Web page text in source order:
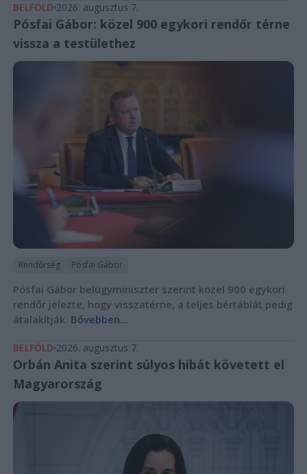
BELFÖLD 2026. augusztus 7.
Pósfai Gábor: közel 900 egykori rendőr térne
vissza a testülethez
Rendőrség Pósfai Gábor
Pósfai Gábor belügyminiszter szerint közel 900 egykori
rendőr jelezte, hogy visszatérne, a teljes bértáblát pedig
átalakítják. Bővebben...
BELFÖLD 2026. augusztus 7.
Orbán Anita szerint súlyos hibát követett el
Magyarország